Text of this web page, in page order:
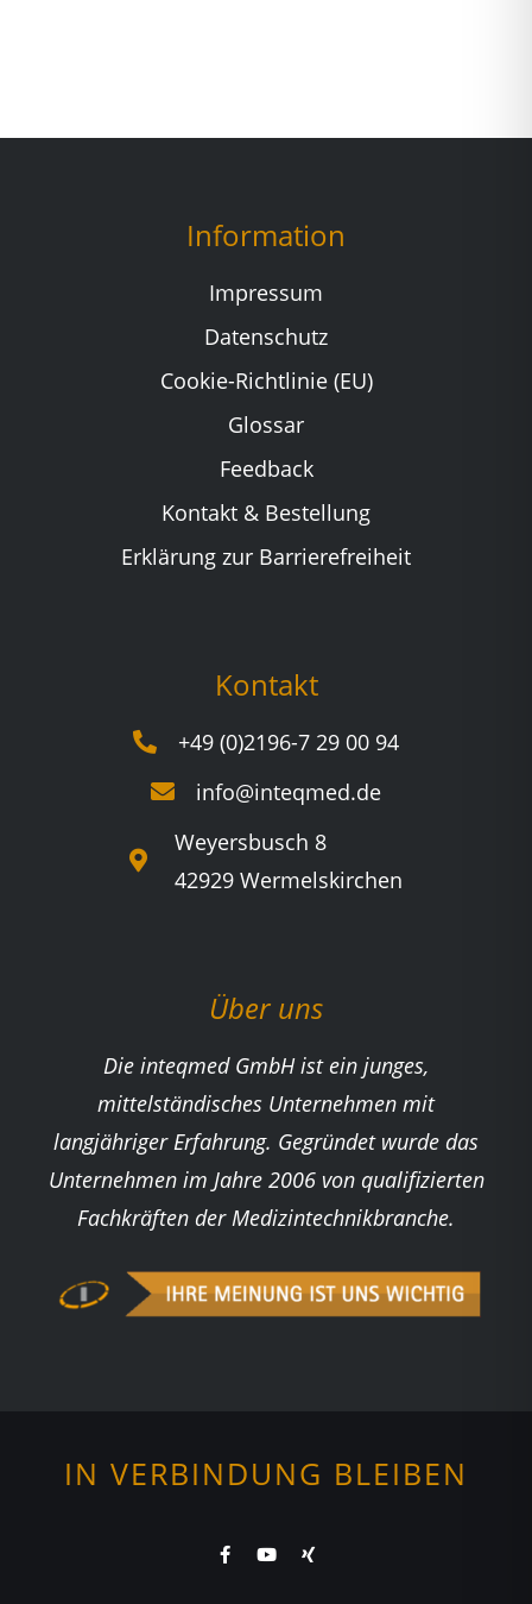
Information
Impressum
Datenschutz
Cookie-Richtlinie (EU)
Glossar
Feedback
Kontakt & Bestellung
Erklärung zur Barrierefreiheit
Kontakt
+49 (0)2196-7 29 00 94
info@inteqmed.de
Weyersbusch 8
42929 Wermelskirchen
Über uns
Die inteqmed GmbH ist ein junges,
mittelständisches Unternehmen mit
langjähriger Erfahrung. Gegründet wurde das
Unternehmen im Jahre 2006 von qualifizierten
Fachkräften der Medizintechnikbranche.
IN VERBINDUNG BLEIBEN